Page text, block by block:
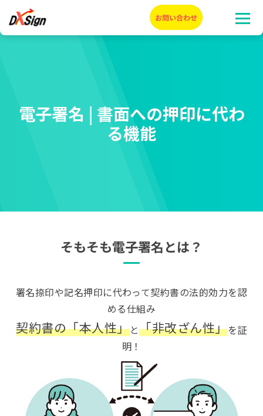
電子署名 | 書面への押印に代わ
る機能
そもそも電子署名とは？
署名捺印や記名押印に代わって契約書の法的効力を認
める仕組み
契約書の「本人性」と「非改ざん性」を証
明！